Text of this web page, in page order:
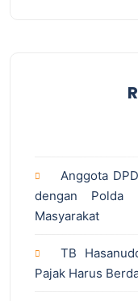
Anggota
dengan Polda
Masyarakat
TB
Pajak Harus